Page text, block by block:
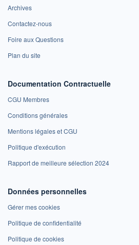
Archives
Contactez-nous
Foire aux Questions
Plan du site
Documentation Contractuelle
CGU Membres
Conditions générales
Mentions légales et CGU
Politique d'exécution
Rapport de meilleure sélection 2024
Données personnelles
Gérer mes cookies
Politique de confidentialité
Politique de cookies